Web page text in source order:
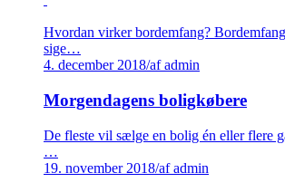
Hvordan virker bordemfang?
sige…
4. december 2018/af admin
Morgendagens boligkøbere
De fleste vil sælge en bolig én eller flere
…
19. november 2018/af admin